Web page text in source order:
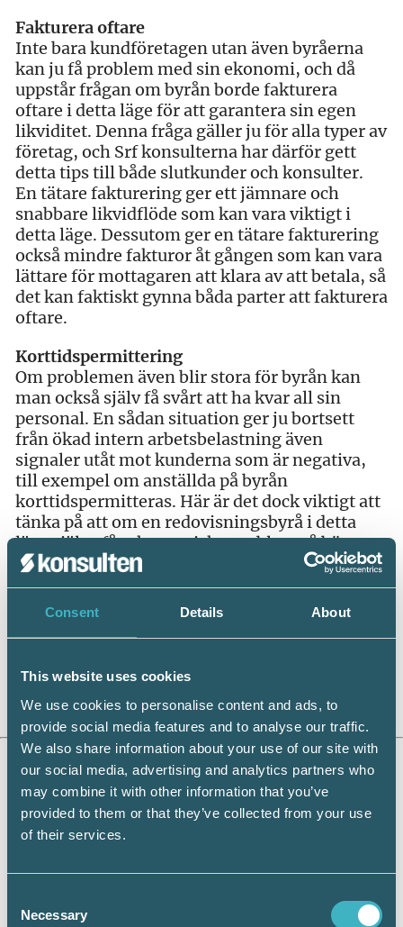
Consent Details About
This website uses cookies
We use cookies to personalise content and ads, to
provide social media features and to analyse our traffic.
We also share information about your use of our site with
our social media, advertising and analytics partners who
may combine it with other information that you’ve
provided to them or that they’ve collected from your use
of their services.
Selection
Necessary
Fakturera oftare
Inte bara kundföretagen utan även byråerna
kan ju få problem med sin ekonomi, och då
uppstår frågan om byrån borde fakturera
oftare i detta läge för att garantera sin egen
likviditet. Denna fråga gäller ju för alla typer av
företag, och Srf konsulterna har därför gett
detta tips till både slutkunder och konsulter.
En tätare fakturering ger ett jämnare och
snabbare likvidflöde som kan vara viktigt i
detta läge. Dessutom ger en tätare fakturering
också mindre fakturor åt gången som kan vara
lättare för mottagaren att klara av att betala, så
det kan faktiskt gynna båda parter att fakturera
oftare.
Korttidspermittering
Om problemen även blir stora för byrån kan
man också själv få svårt att ha kvar all sin
personal. En sådan situation ger ju bortsett
från ökad intern arbetsbelastning även
signaler utåt mot kunderna som är negativa,
till exempel om anställda på byrån
korttidspermitteras. Här är det dock viktigt att
tänka på att om en redovisningsbyrå i detta
läge själva får ekonomiska problem så bör man
agera som andra företag gör för att öka
möjligheterna till långsiktig överlevnad. Vi ser
också att till exempel korttidspermitteringar
arbetsplaneringen på byrån, men det är
samtidigt viktigt att arbetet kan säkerställas på
lång sikt efter krisens slut.
Tips!
Srf konsulterna har precis lanserat en ny film
om rådgivning till kunderna –
Kassaflödesanalys ur ett rådgivarperspektiv
filmer och information på vårcoronasida
I filmen får du förslag på hur du kan arbeta